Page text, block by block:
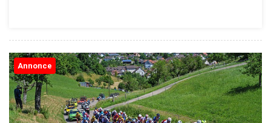
Annonce